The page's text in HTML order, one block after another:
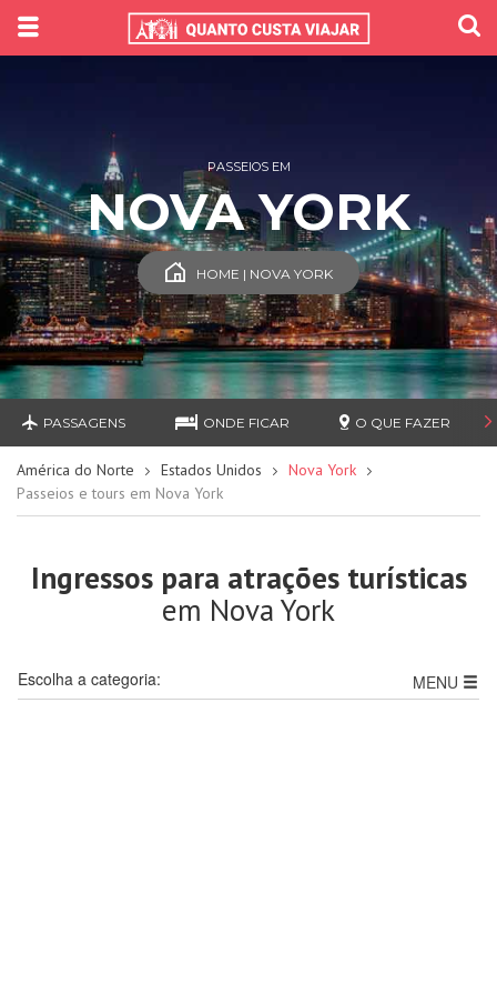
PASSEIOS EM
NOVA YORK
HOME | NOVA YORK
PASSAGENS ONDE FICAR O QUE FAZER
América do Norte Estados Unidos
Nova York
Passeios e tours em Nova York
Ingressos para atrações turísticas
em Nova York
MENU
Escolha a categoria: